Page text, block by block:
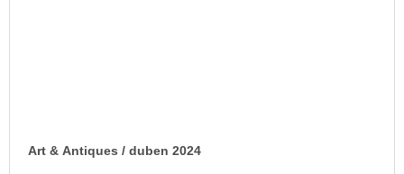
Art & Antiques / duben 2024